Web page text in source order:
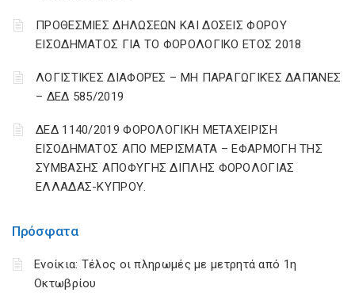
Πρόσφατα
Ενοίκια: Τέλος οι πληρωμές με μετρητά από 1η
Οκτωβρίου
ΠΡΟΘΕΣΜΙΕΣ ΔΗΛΩΣΕΩΝ ΚΑΙ ΔΟΣΕΙΣ ΦΟΡΟΥ
ΕΙΣΟΔΗΜΑΤΟΣ ΓΙΑ ΤΟ ΦΟΡΟΛΟΓΙΚΟ ΕΤΟΣ 2018
ΛΟΓΙΣΤΙΚΈΣ ΔΙΑΦΟΡΈΣ – ΜΗ ΠΑΡΑΓΩΓΙΚΈΣ ΔΑΠΆΝΕΣ
– ΔΕΔ 585/2019
ΔΕΔ 1140/2019 ΦΟΡΟΛΟΓΙΚΗ ΜΕΤΑΧΕΙΡΙΣΗ
ΕΙΣΟΔΗΜΑΤΟΣ ΑΠΟ ΜΕΡΙΣΜΑΤΑ – ΕΦΑΡΜΟΓΗ ΤΗΣ
ΣΥΜΒΑΣΗΣ ΑΠΟΦΥΓΗΣ ΔΙΠΛΗΣ ΦΟΡΟΛΟΓΙΑΣ
ΕΛΛΑΔΑΣ-ΚΥΠΡΟΥ.